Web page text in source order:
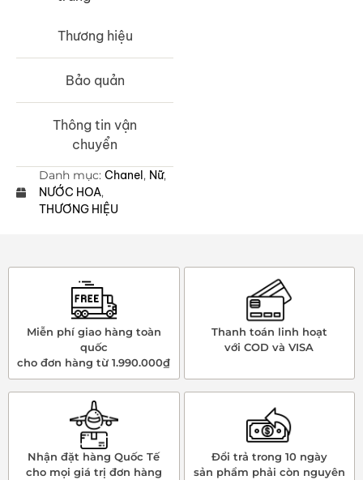
Thương hiệu
Bảo quản
Thông tin vận
chuyển
Danh mục: Chanel, Nữ,
NƯỚC HOA,
THƯƠNG HIỆU
Miễn phí giao hàng toàn
quốc
cho đơn hàng từ 1.990.000₫
Thanh toán linh hoạt
với COD và VISA
Nhận đặt hàng Quốc Tế
cho mọi giá trị đơn hàng
Đổi trả trong 10 ngày
sản phẩm phải còn nguyên